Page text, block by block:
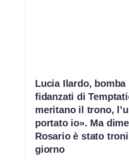
Lucia Ilardo, bomba
fidanzati di
meritano il trono,
portato io». Ma
Rosario è stato
giorno